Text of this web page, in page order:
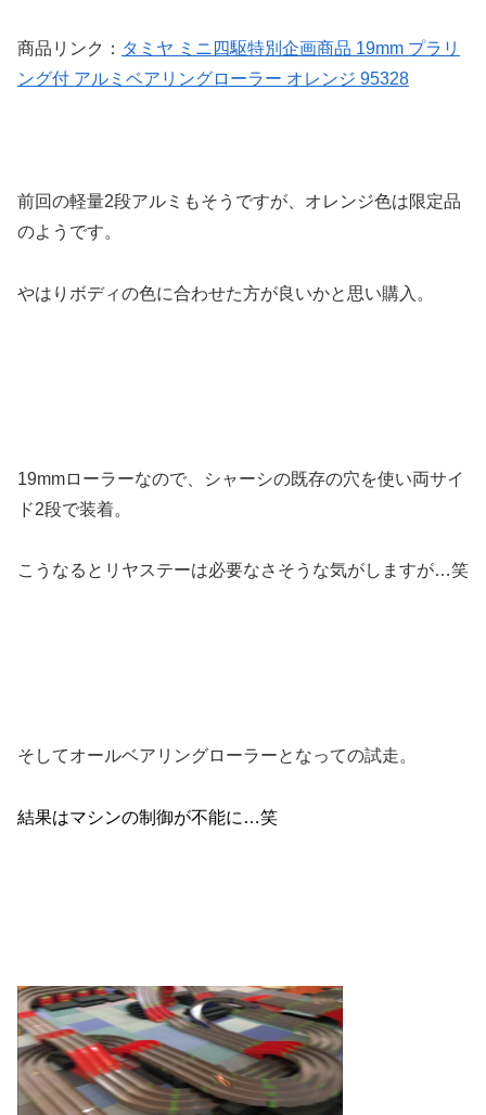
商品リンク： タミヤ ミニ四駆特別企画商品 19mm プラリ
ング付 アルミベアリングローラー オレンジ 95328
前回の軽量2段アルミもそうですが、オレンジ色は限定品
のようです。
やはりボディの色に合わせた方が良いかと思い購入。
19mmローラーなので、シャーシの既存の穴を使い両サイ
ド2段で装着。
こうなるとリヤステーは必要なさそうな気がしますが…笑
そしてオールベアリングローラーとなっての試走。
結果はマシンの制御が不能に…笑